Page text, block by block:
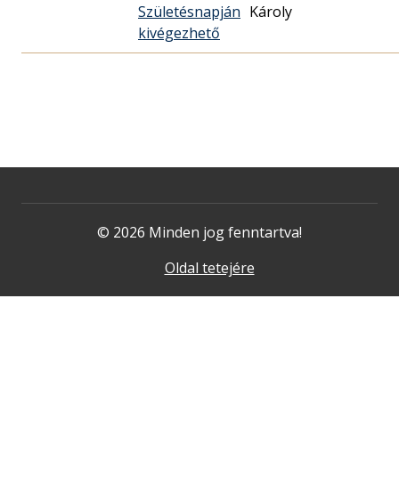
Születésnapján
kivégezhető
Károly
© 2026 Minden jog fenntartva!
Oldal tetejére